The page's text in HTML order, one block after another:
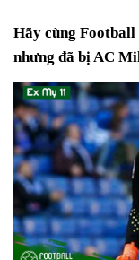
Hãy cùng
nhưng đã bị AC